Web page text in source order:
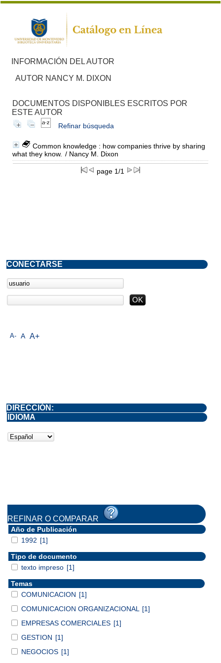
INFORMACIÓN DEL AUTOR
AUTOR NANCY M. DIXON
DOCUMENTOS DISPONIBLES ESCRITOS POR
ESTE AUTOR
Refinar búsqueda
Common knowledge : how companies thrive by sharing
what they know. / Nancy M. Dixon
page 1/1
A- A A+
CONECTARSE
DIRECCIÓN:
IDIOMA
REFINAR O COMPARAR
Año de Publicación
1992 [1]
Tipo de documento
texto impreso [1]
Temas
COMUNICACION [1]
COMUNICACION ORGANIZACIONAL
[1]
EMPRESAS COMERCIALES [1]
GESTION [1]
NEGOCIOS [1]